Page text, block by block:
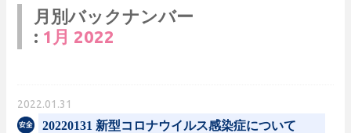
月別バックナンバー
: 1月 2022
2022.01.31
20220131 新型コロナウイルス感染症について